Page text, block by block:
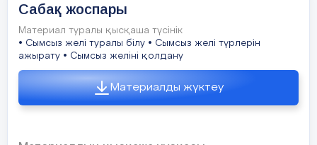
Сабақтың түрі:
Теориялық
Сабақ жоспары
Материал туралы қысқаша түсінік
• Сымсыз желі туралы білу • Сымсыз желі түрлерін
ажырату • Сымсыз желіні қолдану
Материалды жүктеу